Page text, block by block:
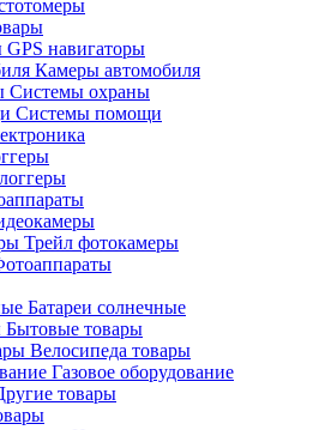
GPS навигаторы
Камеры автомобиля
Системы охраны
Системы помощи
Трейл фотокамеры
Батареи солнечные
Бытовые товары
Велосипеда товары
Газовое оборудование
товары